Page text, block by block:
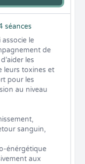
séances
associe le
de
les
leurs toxines et
pour les
au niveau
sanguin,
énérgétique
aux